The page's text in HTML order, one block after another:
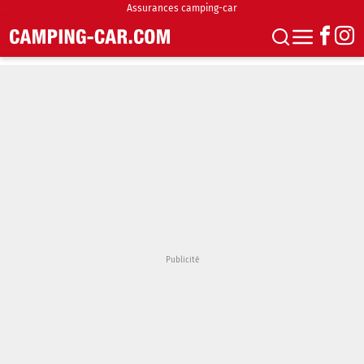
Assurances camping-car